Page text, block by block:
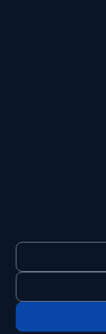
Confidențialitate
Politica de cookies